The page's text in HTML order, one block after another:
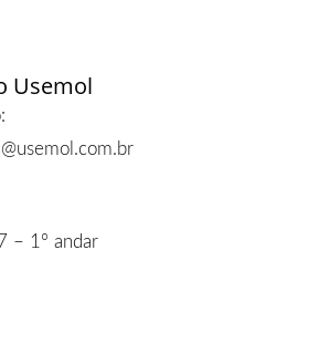
Usemol
– 1º andar